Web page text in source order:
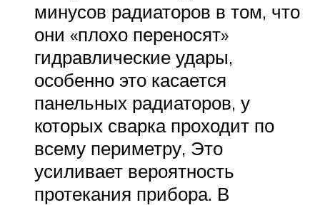
минусов радиаторов в том, что
они «плохо переносят»
гидравлические удары,
особенно это касается
панельных радиаторов, у
которых сварка проходит по
всему периметру, Это
усиливает вероятность
протекания прибора. В